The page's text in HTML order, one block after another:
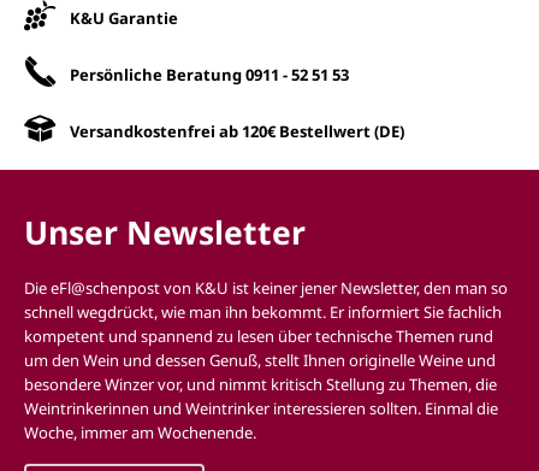
K&U Garantie
Persönliche Beratung0911 - 52 51 53
Versandkostenfrei ab 120€ Bestellwert (DE)
Unser Newsletter
Die eFl@schenpost von K&U ist keiner jener Newsletter, den man so
schnell wegdrückt, wie man ihn bekommt. Er informiert Sie fachlich
kompetent und spannend zu lesen über technische Themen rund
um den Wein und dessen Genuß, stellt Ihnen originelle Weine und
besondere Winzer vor, und nimmt kritisch Stellung zu Themen, die
Weintrinkerinnen und Weintrinker interessieren sollten. Einmal die
Woche, immer am Wochenende.